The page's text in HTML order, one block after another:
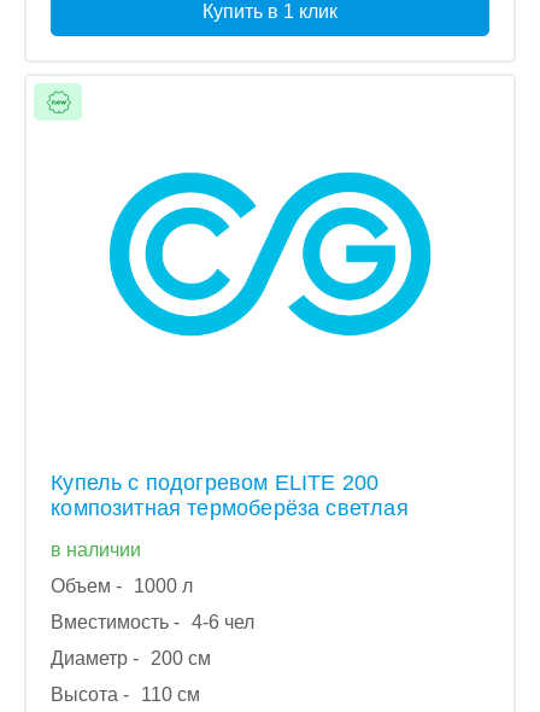
Купить в 1 клик
Купель с подогревом ELITE 200
композитная термоберёза светлая
в наличии
Объем -
1000 л
Вместимость - 4-6 чел
Диаметр -
200 см
Высота -
110 см